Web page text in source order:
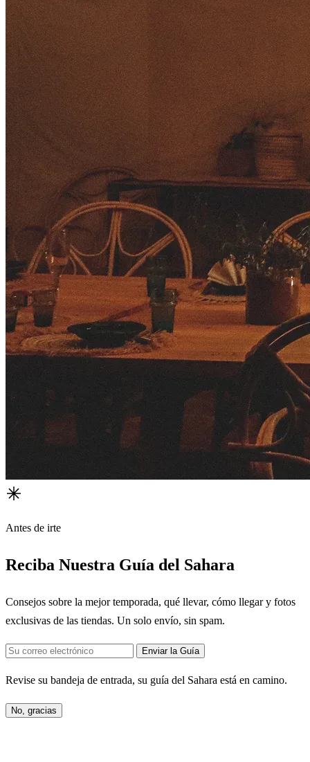
Antes de irte
Reciba Nuestra Guía del Sahara
Consejos sobre la mejor temporada, qué llevar, cómo llegar y fotos
exclusivas de las tiendas. Un solo envío, sin spam.
Enviar la Guía
Revise su bandeja de entrada, su guía del Sahara está en camino.
No, gracias